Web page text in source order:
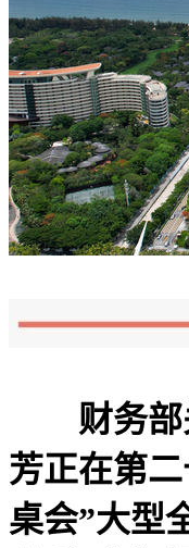
财务部
芳正在第
桌会”大型